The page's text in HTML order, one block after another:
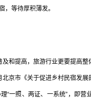
，等待厚积薄发。
和提高，旅游行业更要提高整
京市《关于促进乡村民宿发
“一照、两证、一系统”，即